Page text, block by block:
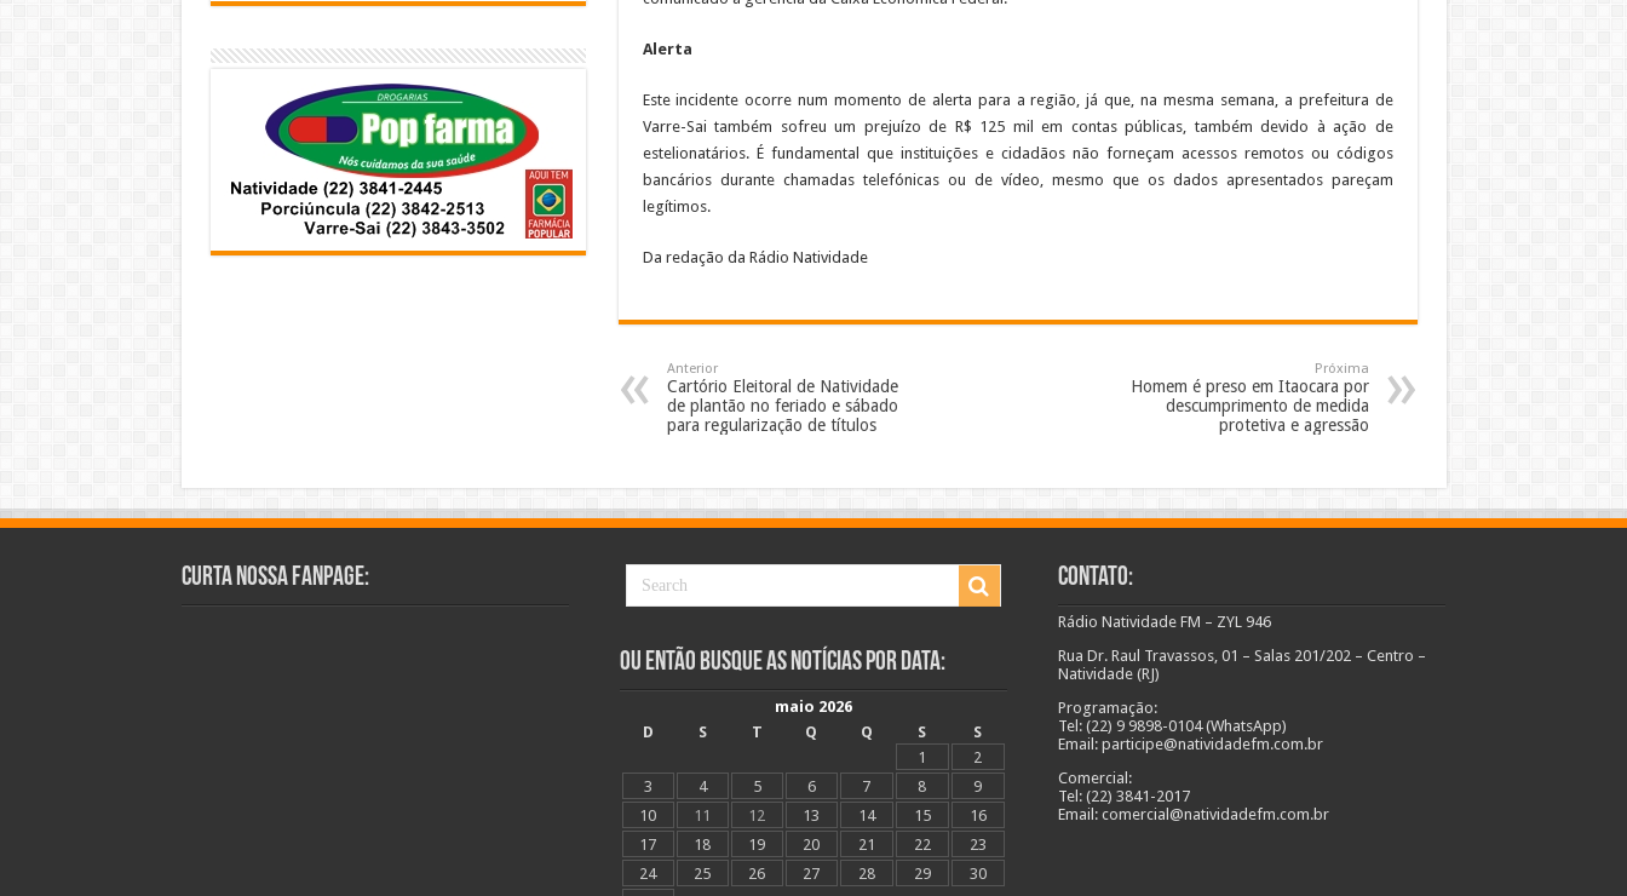
Alerta
Este incidente ocorre num momento de alerta para a região, já que, na mesma semana, a prefeitura de
Varre-Sai também sofreu um prejuízo de R$ 125 mil em contas públicas, também devido à ação de
estelionatários. É fundamental que instituições e cidadãos não forneçam acessos remotos ou códigos
bancários durante chamadas telefónicas ou de vídeo, mesmo que os dados apresentados pareçam
legítimos.
Da redação da Rádio Natividade
Anterior
Cartório Eleitoral de Natividade
de plantão no feriado e sábado
para regularização de títulos
Próxima
Homem é preso em Itaocara por
descumprimento de medida
protetiva e agressão
Curta Nossa Fanpage:
Ou Então Busque as Notícias Por Data:
maio 2026
D
S T Q Q S
S
1
2
3
4 5 6 7 8
9
10
11 12 13 14 15
16
17
18 19 20 21 22
23
24
25 26 27 28 29
30
Contato:
Rádio Natividade FM – ZYL 946
Rua Dr. Raul Travassos, 01 – Salas 201/202 – Centro –
Natividade (RJ)
Programação:
Tel: (22) 9 9898-0104 (WhatsApp)
Email: participe@natividadefm.com.br
Comercial:
Tel: (22) 3841-2017
Email: comercial@natividadefm.com.br